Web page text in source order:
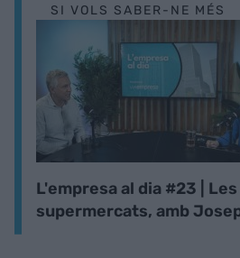
SI VOLS SABER-NE MÉS
L'empresa al dia #23 |
supermercats, amb